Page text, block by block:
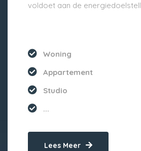
voldoet aan de
Woning
Appartement
Studio
...
Lees Meer